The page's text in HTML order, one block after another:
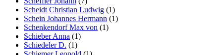
Scheidt Christian Ludwig (1)
Schein Johannes Hermann (1)
Schenkendorf Max von (1)
Schieber Anna (1)
Schiedeler D. (1)